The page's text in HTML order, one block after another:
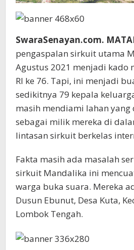
SwaraSenayan.com.
pengaspalan sirkuit utama
Agustus 2021 menjadi kado
RI ke 76. Tapi, ini menjadi
sedikitnya 79 kepala
masih mendiami lahan
sebagai milik mereka di
lintasan sirkuit berkelas
Fakta masih ada masalah
sirkuit Mandalika ini
warga buka suara. Mereka
Dusun Ebunut, Desa Kuta,
Lombok Tengah.